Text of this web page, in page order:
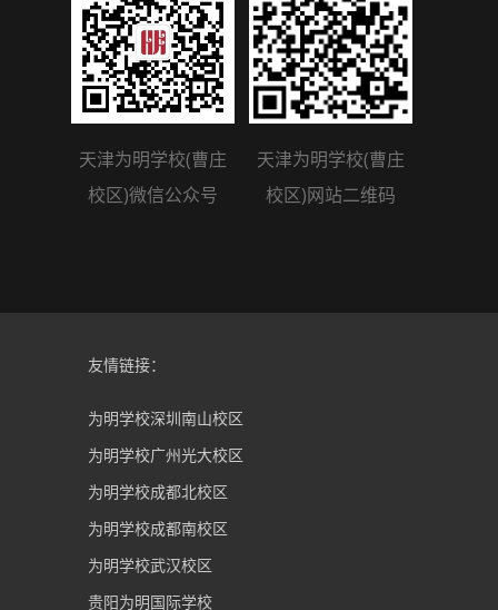
天津为明学校(曹庄
校区)微信公众号
天津为明学校(曹庄
校区)网站二维码
友情链接：
为明学校深圳南山校区
为明学校广州光大校区
为明学校成都北校区
为明学校成都南校区
为明学校武汉校区
贵阳为明国际学校